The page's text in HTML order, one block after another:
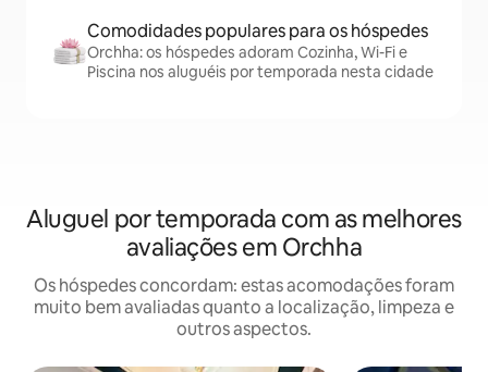
Comodidades populares para os hóspedes
Orchha: os hóspedes adoram Cozinha, Wi-Fi e
Piscina nos aluguéis por temporada nesta cidade
Aluguel por temporada com as melhores
avaliações em Orchha
Os hóspedes concordam: estas acomodações foram
muito bem avaliadas quanto a localização, limpeza e
outros aspectos.